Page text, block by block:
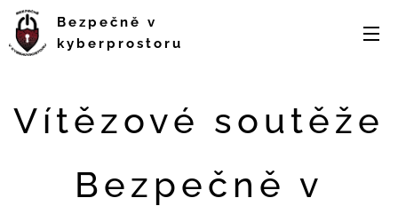
Bezpečně v
kyberprostoru
Vítězové soutěže
Bezpečně v